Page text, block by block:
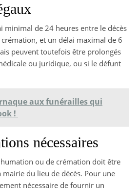
minimal de 24 heures entre le décès
et un délai maximal de 6
peuvent toutefois être prolongés
ou juridique, ou si le défunt
aux funérailles qui
!
nécessaires
ou de crémation doit être
mairie du lieu de décès. Pour une
nécessaire de fournir un